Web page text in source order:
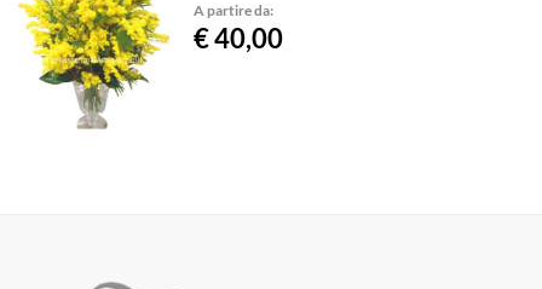
A partire da:
€ 40,00